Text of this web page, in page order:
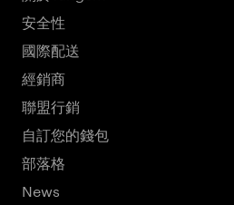
安全性
國際配送
經銷商
聯盟行銷
自訂您的錢包
部落格
News